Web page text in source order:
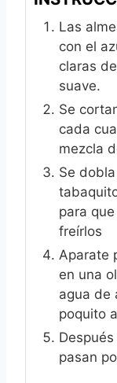
Las
con el
claras
suave.
Se
cada
mezcla
Se
para
freírlos
Aparate
en una
agua de
poquito
pasan